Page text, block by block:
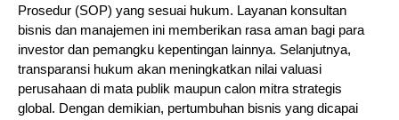
Prosedur (SOP) yang sesuai hukum. Layanan konsultan
bisnis dan manajemen ini memberikan rasa aman bagi para
investor dan pemangku kepentingan lainnya. Selanjutnya,
transparansi hukum akan meningkatkan nilai valuasi
perusahaan di mata publik maupun calon mitra strategis
global. Dengan demikian, pertumbuhan bisnis yang dicapai